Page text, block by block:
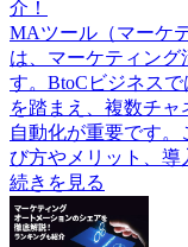
介！
MAツール（マーケ
は、マーケティン
す。BtoCビジネス
を踏まえ、複数チャ
自動化が重要です
び方やメリット、導
続きを見る